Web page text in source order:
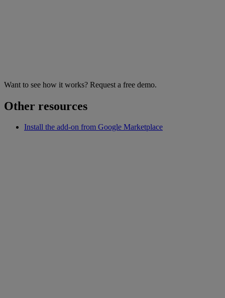
Want to see how it works? Request a free demo.
Other resources
Install the add-on from Google Marketplace